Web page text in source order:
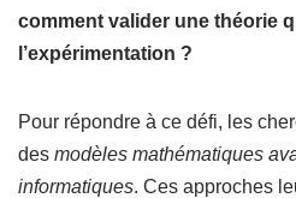
comment valider une théorie
l’expérimentation ?
Pour répondre à ce défi, les
des modèles mathématiques
informatiques. Ces approches